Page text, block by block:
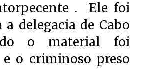
. Ele foi
a delegacia de Cabo
o material foi
e o criminoso preso